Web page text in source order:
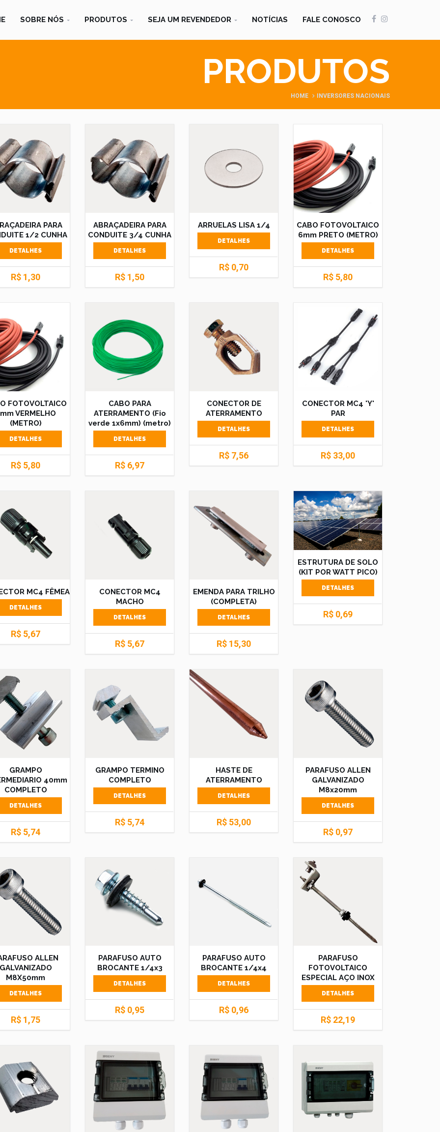
SOBRE NÓS PRODUTOS SEJA UM REVENDEDOR NOTÍCIAS FALE CONOSCO
PRODUTOS
HOME INVERSORES NACIONAIS
PARA
1/2 CUNHA
DETALHES
R$ 1,30
ABRAÇADEIRA PARA
CONDUITE 3/4 CUNHA
DETALHES
R$ 1,50
ARRUELAS LISA 1/4
DETALHES
R$ 0,70
CABO FOTOVOLTAICO
6mm PRETO (METRO)
DETALHES
R$ 5,80
FOTOVOLTAICO
VERMELHO
(METRO)
DETALHES
R$ 5,80
CABO PARA
ATERRAMENTO (Fio
verde 1x6mm) (metro)
DETALHES
R$ 6,97
CONECTOR DE
ATERRAMENTO
DETALHES
R$ 7,56
CONECTOR MC4 'Y'
PAR
DETALHES
R$ 33,00
MC4 FÊMEA
DETALHES
R$ 5,67
CONECTOR MC4
MACHO
DETALHES
R$ 5,67
EMENDA PARA TRILHO
(COMPLETA)
DETALHES
R$ 15,30
ESTRUTURA DE SOLO
(KIT POR WATT PICO)
DETALHES
R$ 0,69
GRAMPO
40mm
COMPLETO
DETALHES
R$ 5,74
GRAMPO TERMINO
COMPLETO
DETALHES
R$ 5,74
HASTE DE
ATERRAMENTO
DETALHES
R$ 53,00
PARAFUSO ALLEN
GALVANIZADO
M8x20mm
DETALHES
R$ 0,97
ALLEN
M8X50mm
DETALHES
R$ 1,75
PARAFUSO AUTO
BROCANTE 1/4x3
DETALHES
R$ 0,95
PARAFUSO AUTO
BROCANTE 1/4x4
DETALHES
R$ 0,96
PARAFUSO
FOTOVOLTAICO
ESPECIAL AÇO INOX
DETALHES
R$ 22,19